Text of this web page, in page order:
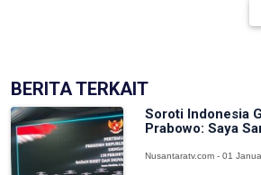
BERITA TERKAIT
Soroti Indonesia
Prabowo: Saya
Nusantaratv.com - 01